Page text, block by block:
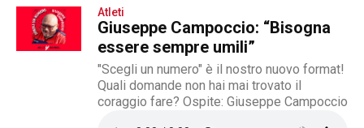
Atleti
Giuseppe Campoccio: “Bisogna
essere sempre umili”
"Scegli un numero" è il nostro nuovo format!
Quali domande non hai mai trovato il
coraggio fare? Ospite: Giuseppe Campoccio